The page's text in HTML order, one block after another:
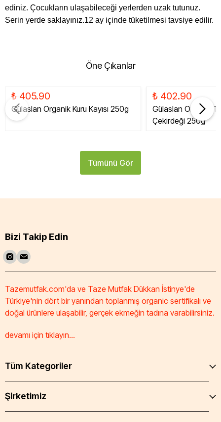
ediniz. Çocukların ulaşabileceği yerlerden uzak tutunuz.
Serin yerde saklayınız.12 ay içinde tüketilmesi tavsiye edilir.
Öne Çıkanlar
₺ 405.90
Gülaslan Organik Kuru Kayısı 250g
₺ 402.90
Gülaslan Organik
Çekirdeği 250g
Tümünü Gör
Bizi Takip Edin
Tazemutfak.com'da ve Taze Mutfak Dükkan İstinye'de
Türkiye'nin dört bir yanından toplanmış organic sertifikalı ve
doğal ürünlere ulaşabilir, gerçek ekmeğin tadına varabilirsiniz.
devamı için tıklayın...
Tüm Kategoriler
Şirketimiz